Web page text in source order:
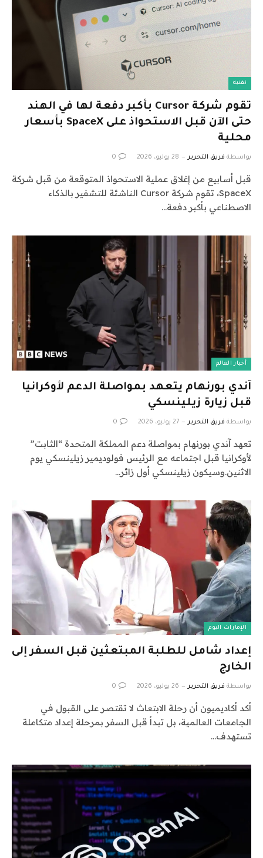
تقنية
تقوم شركة Cursor بأكبر دفعة لها في الهند
حتى الآن قبل الاستحواذ على SpaceX بأسعار
محلية
بواسطة فريق التحرير 28 يوليو، 2026 0
قبل أسابيع من إغلاق عملية الاستحواذ المتوقعة من قبل شركة
SpaceX، تقوم شركة Cursor الناشئة للتشفير بالذكاء
الاصطناعي بأكبر دفعة…
أخبار العالم
آندي بورنهام يتعهد بمواصلة الدعم لأوكرانيا
قبل زيارة زيلينسكي
بواسطة فريق التحرير 27 يوليو، 2026 0
تعهد آندي بورنهام بمواصلة دعم المملكة المتحدة “الثابت”
لأوكرانيا قبل اجتماعه مع الرئيس فولوديمير زيلينسكي يوم
الاثنين.وسيكون زيلينسكي أول زائر…
الإمارات اليوم
إعداد شامل للطلبة المبتعثين قبل السفر إلى
الخارج
بواسطة فريق التحرير 26 يوليو، 2026 0
أكد أكاديميون أن رحلة الابتعاث لا تقتصر على القبول في
الجامعات العالمية، بل تبدأ قبل السفر بمرحلة إعداد متكاملة
تستهدف…